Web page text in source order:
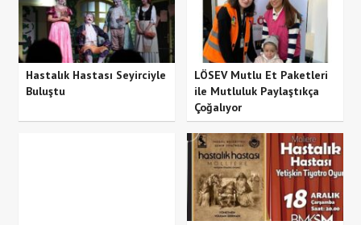
Hastalık Hastası Seyirciyle
Buluştu
LÖSEV Mutlu Et Paketleri
ile Mutluluk Paylaştıkça
Çoğalıyor